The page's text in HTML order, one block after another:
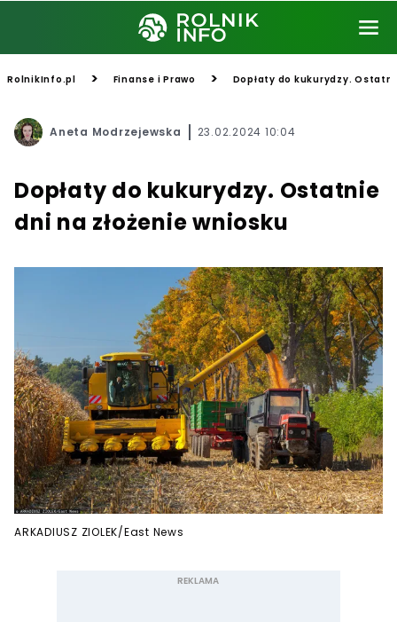
RolnikInfo.pl > Finanse i Prawo > Dopłaty do kukurydzy.
Aneta Modrzejewska 23.02.2024 10:04
Dopłaty do kukurydzy. Ostatnie
dni na złożenie wniosku
ARKADIUSZ ZIOLEK/East News